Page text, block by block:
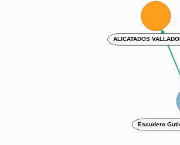
Escudero
ALICATADOS